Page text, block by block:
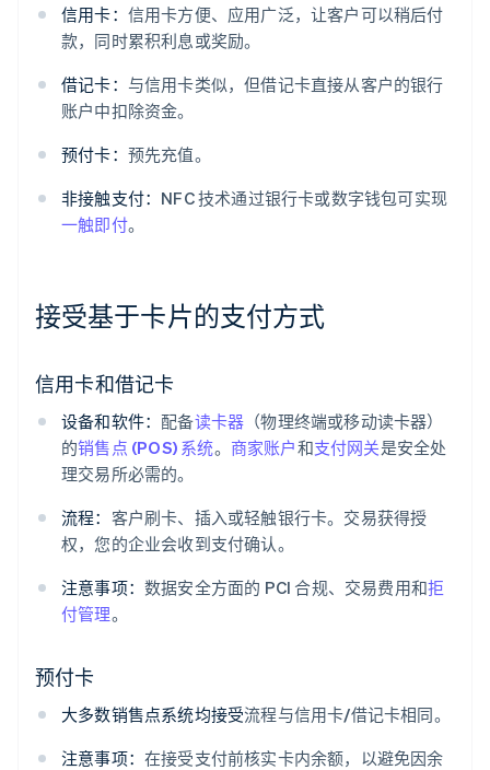
信用卡： 信用卡方便、应用广泛，让客户可以稍后付
款，同时累积利息或奖励。
借记卡： 与信用卡类似，但借记卡直接从客户的银行
账户中扣除资金。
预付卡： 预先充值。
非接触支付： NFC 技术通过银行卡或数字钱包可实现
一触即付。
接受基于卡片的支付方式
信用卡和借记卡
设备和软件：配备读卡器 （物理终端或移动读卡器）
的销售点 (POS) 系统。 商家账户和支付网关是安全处
理交易所必需的。
流程： 客户刷卡、插入或轻触银行卡。交易获得授
权，您的企业会收到支付确认。
注意事项： 数据安全方面的 PCI 合规、交易费用和拒
付管理。
预付卡
大多数销售点系统均接受流程与信用卡/借记卡相同。
注意事项： 在接受支付前核实卡内余额，以避免因余